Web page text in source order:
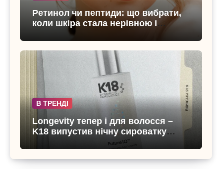
Ретинол чи пептиди: що вибрати,
коли шкіра стала нерівною і
чутливою
В ТРЕНДІ
Longevity тепер і для волосся –
K18 випустив нічну сироватку
FutureIQ